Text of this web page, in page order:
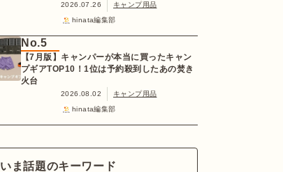
2026.07.26
キャンプ用品
hinata編集部
No.5
【7月版】キャンパーが本当に買ったキャン
プギアTOP10！1位は予約殺到したあの焚き
火台
2026.08.02
キャンプ用品
hinata編集部
いま話題のキーワード